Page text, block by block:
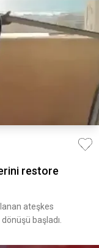
restore
ateşkes
başladı.